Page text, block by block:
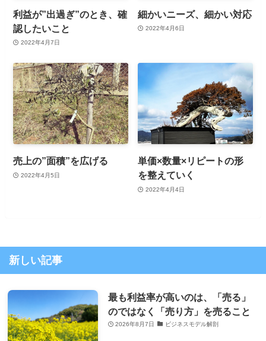
利益が”出過ぎ”のとき、確
認したいこと
2022年4月7日
細かいニーズ、細かい対応
2022年4月6日
売上の”面積”を広げる
2022年4月5日
単価×数量×リピートの形
を整えていく
2022年4月4日
新しい記事
最も利益率が高いのは、「売る」
のではなく「売り方」を売ること
2026年8月7日 ビジネスモデル解剖